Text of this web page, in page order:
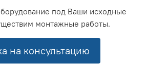
под Ваши исходные
монтажные работы.
на консультацию